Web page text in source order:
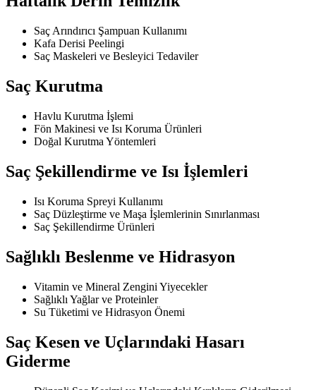
Saç Arındırıcı Şampuan Kullanımı
Kafa Derisi Peelingi
Saç Maskeleri ve Besleyici Tedaviler
Saç Kurutma
Havlu Kurutma İşlemi
Fön Makinesi ve Isı Koruma Ürünleri
Doğal Kurutma Yöntemleri
Saç Şekillendirme ve Isı İşlemleri
Isı Koruma Spreyi Kullanımı
Saç Düzleştirme ve Maşa İşlemlerinin Sınırlanması
Saç Şekillendirme Ürünleri
Sağlıklı Beslenme ve Hidrasyon
Vitamin ve Mineral Zengini Yiyecekler
Sağlıklı Yağlar ve Proteinler
Su Tüketimi ve Hidrasyon Önemi
Saç Kesen ve Uçlarındaki Hasarı
Giderme